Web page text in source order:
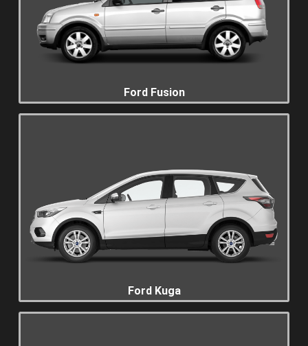
Ford Fusion
Ford Kuga